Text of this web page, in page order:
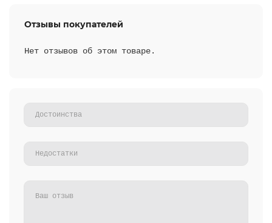
Отзывы покупателей
Нет отзывов об этом товаре.